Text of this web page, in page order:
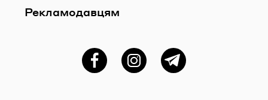
Рекламодавцям
ФейсбукInstagramTelegram